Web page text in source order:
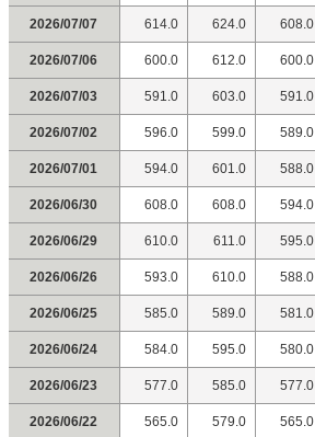
2026/07/07 614.0 624.0 608.0
2026/07/06 600.0 612.0 600.0
2026/07/03 591.0 603.0 591.0
2026/07/02 596.0 599.0 589.0
2026/07/01 594.0 601.0 588.0
2026/06/30 608.0 608.0 594.0
2026/06/29 610.0 611.0 595.0
2026/06/26 593.0 610.0 588.0
2026/06/25 585.0 589.0 581.0
2026/06/24 584.0 595.0 580.0
2026/06/23 577.0 585.0 577.0
2026/06/22 565.0 579.0 565.0